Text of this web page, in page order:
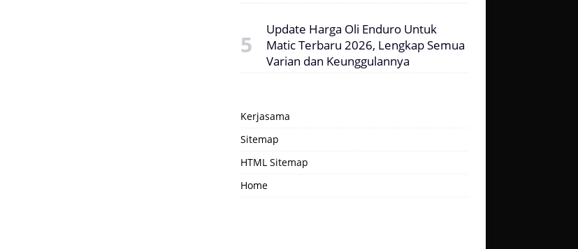
Update Harga Oli Enduro Untuk
Matic Terbaru 2026, Lengkap Semua
Varian dan Keunggulannya
Kerjasama
Sitemap
HTML Sitemap
Home